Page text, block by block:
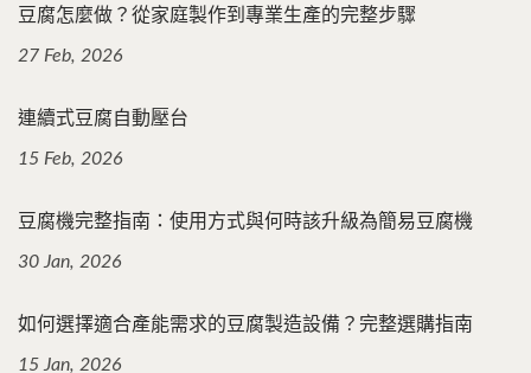
豆腐怎麼做？從家庭製作到專業生產的完整步驟
27 Feb, 2026
連續式豆腐自動壓台
15 Feb, 2026
豆腐機完整指南：使用方式與何時該升級為簡易豆腐機
30 Jan, 2026
如何選擇適合產能需求的豆腐製造設備？完整選購指南
15 Jan, 2026